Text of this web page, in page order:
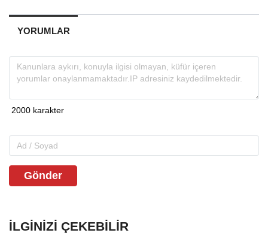
YORUMLAR
Gönder
İLGINIZI ÇEKEBILIR